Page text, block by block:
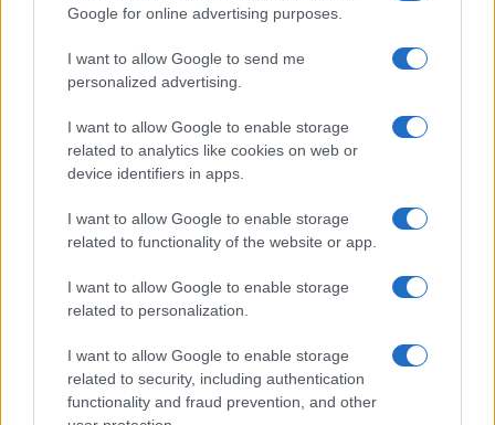
Google for online advertising purposes.
I want to allow Google to send me
personalized advertising.
I want to allow Google to enable storage
related to analytics like cookies on web or
device identifiers in apps.
I want to allow Google to enable storage
related to functionality of the website or app.
I want to allow Google to enable storage
related to personalization.
I want to allow Google to enable storage
related to security, including authentication
functionality and fraud prevention, and other
Igazán dögös lett a Huawei Mate 10 koncepciója
llyen szép lesz a Huawei Mate 10!
Rendesen megkérik a Mate 10 árát
Mate 10: 4000 mAh megerősítve
További hírek